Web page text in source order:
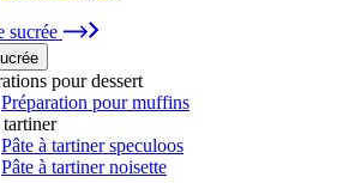
sucrée
pour dessert
Préparation pour muffins
tartiner
Pâte à tartiner speculoos
Pâte à tartiner noisette